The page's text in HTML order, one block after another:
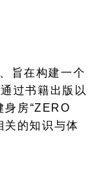
旨在构建一个
过书籍出版以
身房“ZERO
关的知识与体